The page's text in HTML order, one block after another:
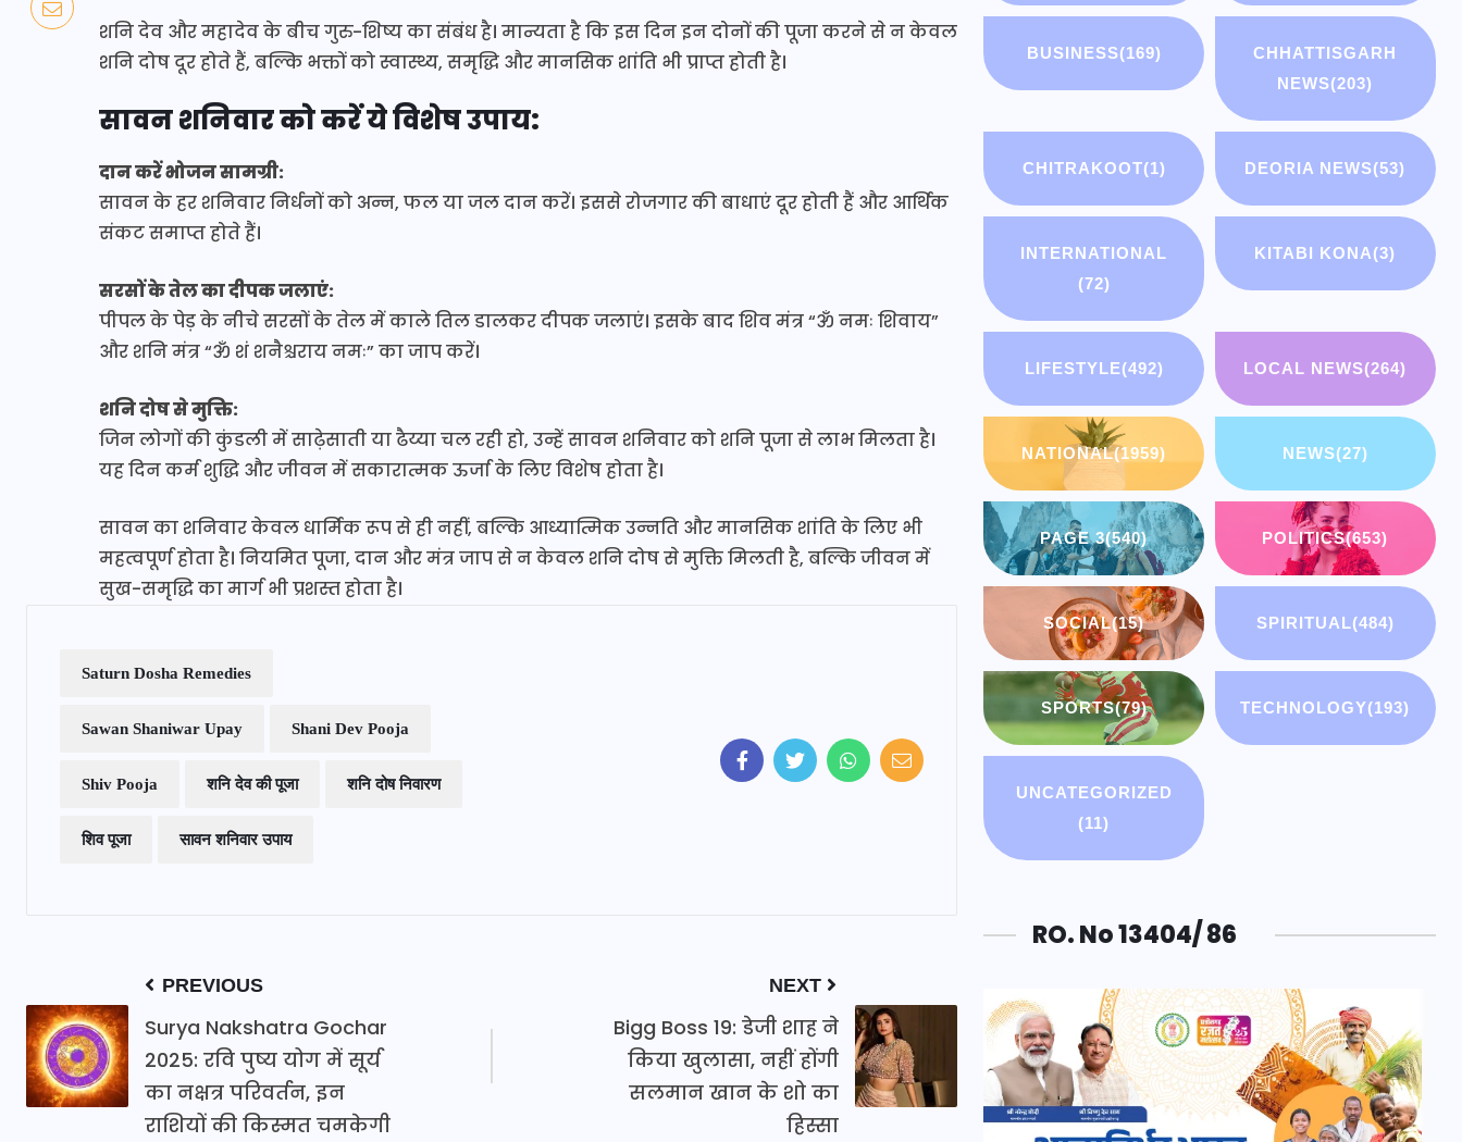
शनि देव और महादेव के बीच गुरु-शिष्य का संबंध है। मान्यता है कि इस दिन इन दोनों की पूजा करने से न केवल
शनि दोष दूर होते हैं, बल्कि भक्तों को स्वास्थ्य, समृद्धि और मानसिक शांति भी प्राप्त होती है।
सावन शनिवार को करें ये विशेष उपाय:
दान करें भोजन सामग्री:
सावन के हर शनिवार निर्धनों को अन्न, फल या जल दान करें। इससे रोजगार की बाधाएं दूर होती हैं और आर्थिक
संकट समाप्त होते हैं।
सरसों के तेल का दीपक जलाएं:
पीपल के पेड़ के नीचे सरसों के तेल में काले तिल डालकर दीपक जलाएं। इसके बाद शिव मंत्र “ॐ नमः शिवाय”
और शनि मंत्र “ॐ शं शनैश्चराय नमः” का जाप करें।
शनि दोष से मुक्ति:
जिन लोगों की कुंडली में साढ़ेसाती या ढैय्या चल रही हो, उन्हें सावन शनिवार को शनि पूजा से लाभ मिलता है।
यह दिन कर्म शुद्धि और जीवन में सकारात्मक ऊर्जा के लिए विशेष होता है।
सावन का शनिवार केवल धार्मिक रूप से ही नहीं, बल्कि आध्यात्मिक उन्नति और मानसिक शांति के लिए भी
महत्वपूर्ण होता है। नियमित पूजा, दान और मंत्र जाप से न केवल शनि दोष से मुक्ति मिलती है, बल्कि जीवन में
सुख-समृद्धि का मार्ग भी प्रशस्त होता है।
Saturn Dosha Remedies
Sawan Shaniwar Upay Shani Dev Pooja
Shiv Pooja शनि देव की पूजा शनि दोष निवारण
शिव पूजा सावन शनिवार उपाय
PREVIOUS
Surya Nakshatra Gochar
2025: रवि पुष्य योग में सूर्य
का नक्षत्र परिवर्तन, इन
राशियों की किस्मत चमकेगी
NEXT
Bigg Boss 19: डेजी शाह ने
किया खुलासा, नहीं होंगी
सलमान खान के शो का
हिस्सा
BUSINESS(169)
CHHATTISGARH
NEWS(203)
CHITRAKOOT(1) DEORIA NEWS(53)
INTERNATIONAL
(72)
KITABI KONA(3)
LIFESTYLE(492) LOCAL NEWS(264)
NATIONAL(1959) NEWS(27)
PAGE 3(540) POLITICS(653)
SOCIAL(15) SPIRITUAL(484)
SPORTS(79) TECHNOLOGY(193)
UNCATEGORIZED
(11)
RO. No 13404/ 86